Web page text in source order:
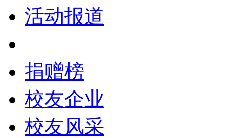
活动报道
捐赠榜
校友企业
校友风采